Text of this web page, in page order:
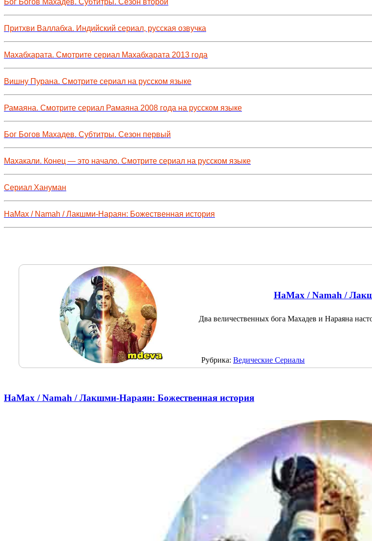
Притхви Валлабха. Индийский сериал, русская озвучка
Махабхарата. Смотрите сериал Махабхарата 2013 года
Вишну Пурана. Смотрите сериал на русском языке
Рамаяна. Смотрите сериал Рамаяна 2008 года на русском языке
Бог Богов Махадев. Субтитры. Сезон первый
Махакали. Конец — это начало. Смотрите сериал на русском языке
Сериал Хануман
НаМах / Namah / Лакшми-Нараян: Божественная история
НаМах / Namah /
Два величественных бога Махадев и Нараяна
Рубрика: Ведические Сериалы
НаМах / Namah / Лакшми-Нараян: Божественная история